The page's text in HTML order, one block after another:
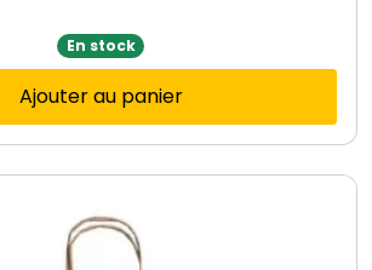
En stock
Ajouter au panier